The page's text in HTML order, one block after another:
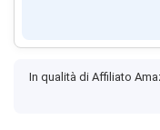
In qualità di Affiliato